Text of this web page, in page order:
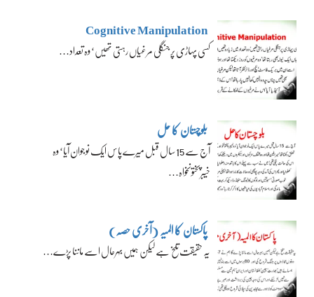
Cognitive Manipulation
کسی پہاڑی پر جنگلی مرغیاں رہتی تھیں‘ وہ تعداد…
بلوچستان کا حل
آج سے 15 سال قبل میرے پاس ایک نوجوان آیا‘ وہ
خیبرپختونخواہ…
پاکستان کا المیہ (آخری حصہ)
یہ حقیقت تلخ ہے لیکن ہمیں بہرحال اسے ماننا پڑے…